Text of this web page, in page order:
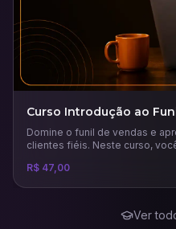
Curso Introdução ao
Domine o funil de vendas e
clientes fiéis. Neste curso,
tráfego pago e análise de
R$ 47,00
Ver